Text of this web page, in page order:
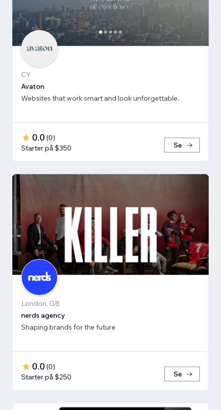
CY
Avaton
Websites that work smart and look unforgettable.
0.0 (0)
Starter på $350
Se
London, GB
nerds agency
Shaping brands for the future
0.0 (0)
Starter på $250
Se